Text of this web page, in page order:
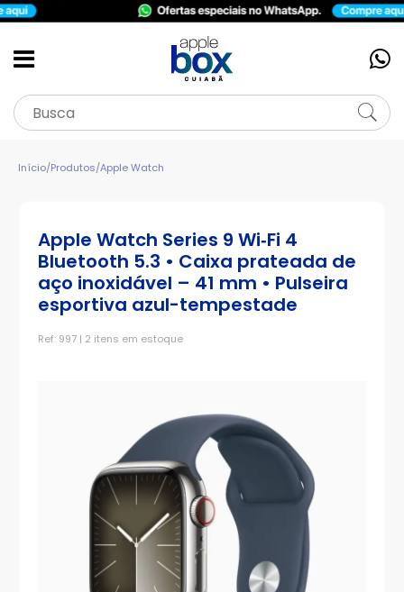
Início/Produtos/Apple Watch
Apple Watch Series 9 Wi‑Fi 4
Bluetooth 5.3 • Caixa prateada de
aço inoxidável – 41 mm • Pulseira
esportiva azul-tempestade
Ref: 997 | 2 itens em estoque